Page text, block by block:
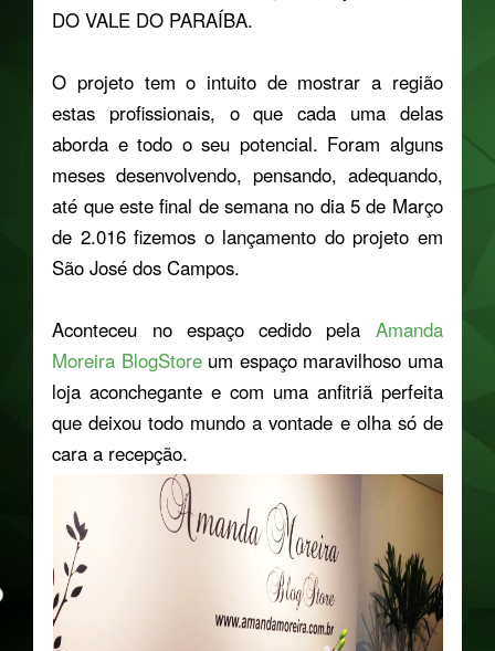
DO VALE DO PARAÍBA.
O projeto tem o intuito de mostrar a região
estas profissionais, o que cada uma delas
aborda e todo o seu potencial. Foram alguns
meses desenvolvendo, pensando, adequando,
até que este final de semana no dia 5 de Março
de 2.016 fizemos o lançamento do projeto em
São José dos Campos.
Aconteceu no espaço cedido pela Amanda
Moreira BlogStoreum espaço maravilhoso uma
loja aconchegante e com uma anfitriã perfeita
que deixou todo mundo a vontade e olha só de
cara a recepção.